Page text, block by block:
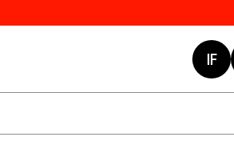
IF